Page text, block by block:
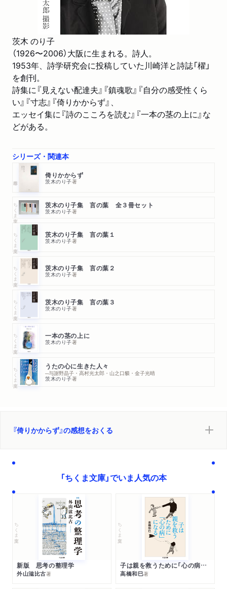
茨木 のり子
（1926〜2006）大阪に生まれる。詩人。
1953年、詩学研究会に投稿していた川崎洋と詩誌「櫂」
を創刊。
詩集に『見えない配達夫』『鎮魂歌』『自分の感受性くら
い』『寸志』『倚りかからず』、
エッセイ集に『詩のこころを読む』『一本の茎の上に』な
どがある。
シリーズ・関連本
倚りかからず
茨木のり子著
ちくま文庫 茨木のり子集 言の葉 全３冊セット
茨木のり子著
ちくま文庫 茨木のり子集 言の葉１
茨木のり子著
ちくま文庫 茨木のり子集 言の葉２
茨木のり子著
ちくま文庫 茨木のり子集 言の葉３
茨木のり子著
ちくま文庫 一本の茎の上に
茨木のり子著
ちくま文庫 うたの心に生きた人々
─与謝野晶子・高村光太郎・山之口貘・金子光晴
茨木のり子著
『倚りかからず』の感想をおくる
「ちくま文庫」でいま人気の本
ちくま文庫
新版 思考の整理学
外山滋比古著
ちくま文庫
子は親を救うために「心の病」になる
高橋和巳著